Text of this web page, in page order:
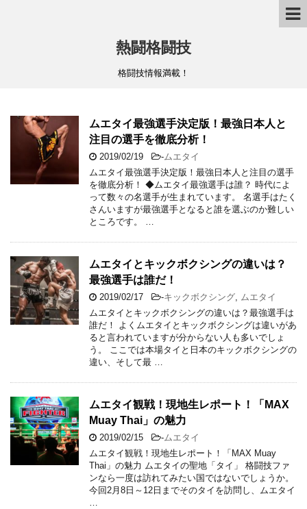
熱闘格闘技
格闘技情報満載！
ムエタイ最強選手決定版！最強日本人と
注目の選手を徹底分析！
2019/02/19 -ムエタイ
ムエタイ最強選手決定版！最強日本人と注目の選手
を徹底分析！ ◆ムエタイ最強選手は誰？ 時代によ
って数々の名選手が生まれています。 名選手はたく
さんいますが最強選手となると誰を選ぶのか難しい
ところです。 …
ムエタイとキックボクシングの違いは？
最強選手は誰だ！
2019/02/17 -キックボクシング, ムエタイ
ムエタイとキックボクシングの違いは？最強選手は
誰だ！ よくムエタイとキックボクシングは違いがあ
ると言われていますが分からない人も多いでしょ
う。 ここでは本場タイと日本のキックボクシングの
違い、そして最 …
ムエタイ観戦！現地生レポート！「MAX
Muay Thai」の魅力
2019/02/15 -ムエタイ
ムエタイ観戦！現地生レポート！「MAX Muay
Thai」の魅力 ムエタイの聖地「タイ」 格闘技ファ
ンなら一度は訪れてみたい国ではないでしょうか。
今回2月8日～12日までそのタイを訪問し、ムエタイ
…